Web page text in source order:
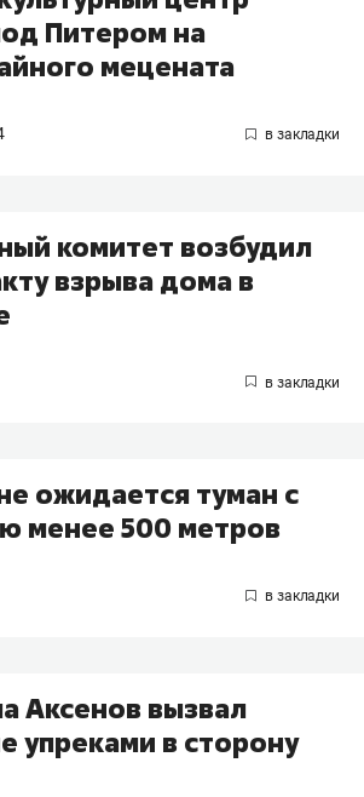
Питером на
мецената
комитет возбудил
взрыва дома в
ожидается туман с
менее 500 метров
Аксенов вызвал
упреками в сторону